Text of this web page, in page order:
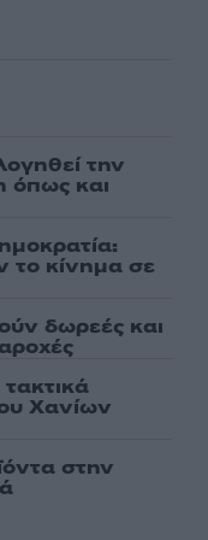
την
όπως και
το κίνημα σε
δωρεές και
Χανίων
στην